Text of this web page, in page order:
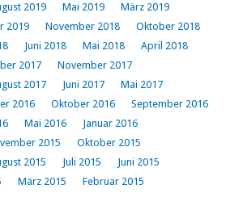
2019 Mai 2019
März 2019
2019 November 2018
Oktober 2018
Juni 2018 Mai 2018
April 2018
2017
November 2017
2017 Juni 2017
Mai 2017
2016 Oktober 2016
September 2016
Mai 2016
Januar 2016
2015
Oktober 2015
2015 Juli 2015
Juni 2015
März 2015 Februar 2015